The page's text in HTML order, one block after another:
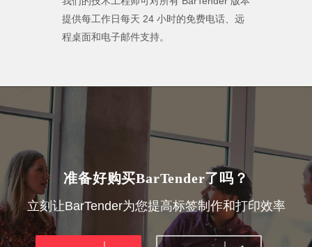
提供每工作日每天 24 小时的免费电话、远
程桌面和电子邮件支持。
准备好购买BarTender了吗？
立刻让BarTender为您提高标签制作和打印效率